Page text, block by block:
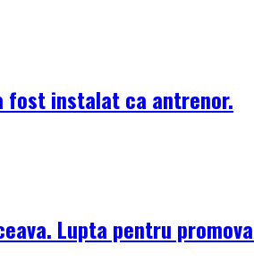
fost instalat ca antrenor.
Lupta pentru